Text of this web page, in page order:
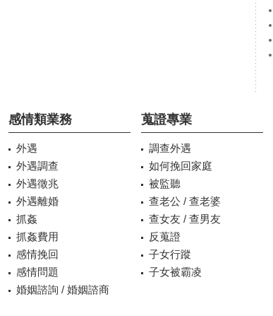
感情類業務
外遇
外遇調查
外遇徵兆
外遇離婚
抓姦
抓姦費用
感情挽回
感情問題
婚姻諮詢 / 婚姻諮商
蒐證專業
調查外遇
如何挽回家庭
被監聽
查老公 / 查老婆
查女友 / 查男友
反蒐證
子女行蹤
子女被霸凌